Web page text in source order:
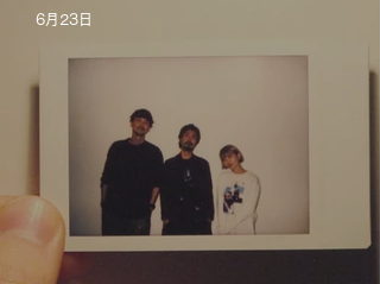
台演出。
6月23日